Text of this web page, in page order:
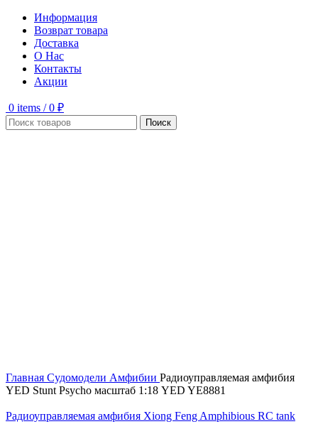
Информация
Возврат товара
Доставка
О Нас
Контакты
Акции
0 items / 0 ₽
Поиск
Главная Судомодели Амфибии Радиоуправляемая амфибия
YED Stunt Psycho масштаб 1:18 YED YE8881
Радиоуправляемая амфибия Xiong Feng Amphibious RC tank